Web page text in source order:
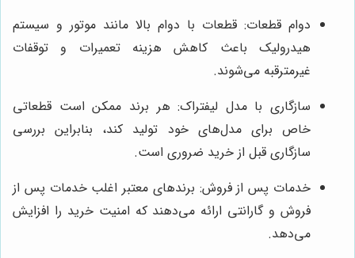
دوام قطعات: قطعات با دوام بالا مانند موتور و سیستم
هیدرولیک باعث کاهش هزینه تعمیرات و توقفات
غیرمترقبه می‌شوند.
سازگاری با مدل لیفتراک: هر برند ممکن است قطعاتی
خاص برای مدل‌های خود تولید کند، بنابراین بررسی
سازگاری قبل از خرید ضروری است.
خدمات پس از فروش: برندهای معتبر اغلب خدمات پس از
فروش و گارانتی ارائه می‌دهند که امنیت خرید را افزایش
می‌دهد.